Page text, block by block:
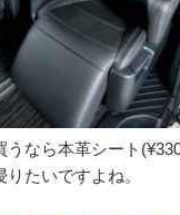
うなら本革シート
たいですよね。